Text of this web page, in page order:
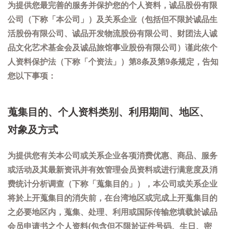
为提供您最完善的服务并保护您的个人资料，诚品股份有限
公司（下称「本公司」）及关系企业（包括但不限於诚品生
活股份有限公司、诚品开发物流股份有限公司、财团法人诚
品文化艺术基金会及诚品旅馆事业股份有限公司）谨此依个
人资料保护法（下称「个资法」）第8条及第9条规定，告知
您以下事项：
蒐集目的、个人资料类别、利用期间、地区、
对象及方式
为提供您有关本公司或关系企业各项消费优惠、商品、服务
或活动及其最新资讯并有效管理会员资料或进行满意度及消
费统计分析调查（下称「蒐集目的」），本公司或关系企业
将於上开蒐集目的消失前，在台湾地区或完成上开蒐集目的
之必要地区内，蒐集、处理、利用或国际传输您填载於诚品
会员申请书之个人资料(包含但不限於证件号码、生日、密